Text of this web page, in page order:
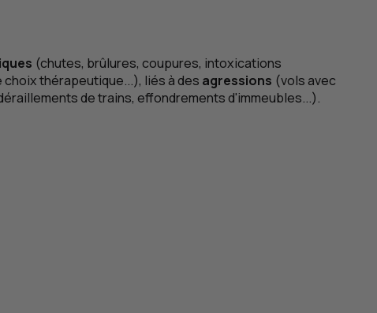
(chutes, brûlures, coupures, intoxications
thérapeutique...), liés à des agressions (vols avec
de trains, effondrements d'immeubles...).